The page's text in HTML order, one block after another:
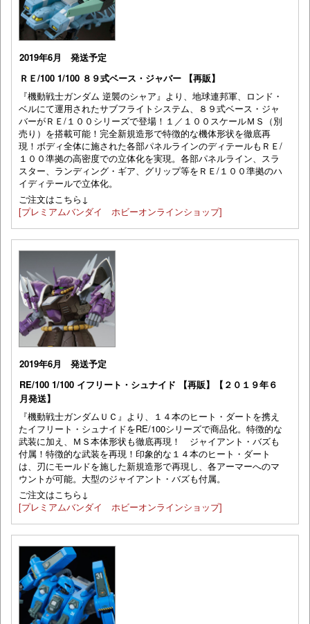
2019年6月 発送予定
ＲＥ/100 1/100 ８９式ベース・ジャバー 【再販】
『機動戦士ガンダム 逆襲のシャア』より、地球連邦軍、ロンド・
ベルにて運用されたサブフライトシステム、８９式ベース・ジャ
バーがＲＥ/１００シリーズで登場！１／１００スケールＭＳ（別
売り）を搭載可能！完全新規造形で特徴的な機体形状を徹底再
現！ボディ全体に施された各部パネルラインのディテールもＲＥ/
１００準拠の高密度での立体化を実現。各部パネルライン、スラ
スター、ランディング・ギア、グリップ等をＲＥ/１００準拠のハ
イディテールで立体化。
ご注文はこちら↓
[プレミアムバンダイ ホビーオンラインショップ]
2019年6月 発送予定
RE/100 1/100 イフリート・シュナイド 【再販】【２０１９年６
月発送】
『機動戦士ガンダムＵＣ』より、１４本のヒート・ダートを携え
たイフリート・シュナイドをRE/100シリーズで商品化。特徴的な
武装に加え、ＭＳ本体形状も徹底再現！ ジャイアント・バズも
付属！特徴的な武装を再現！印象的な１４本のヒート・ダート
は、刃にモールドを施した新規造形で再現し、各アーマーへのマ
ウントが可能。大型のジャイアント・バズも付属。
ご注文はこちら↓
[プレミアムバンダイ ホビーオンラインショップ]